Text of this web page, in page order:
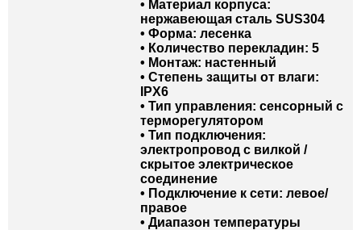
• Материал корпуса:
нержавеющая сталь SUS304
• Форма: лесенка
• Количество перекладин: 5
• Монтаж: настенный
• Степень защиты от влаги:
IPX6
• Тип управления: сенсорный с
терморегулятором
• Тип подключения:
электропровод с вилкой /
скрытое электрическое
соединение
• Подключение к сети: левое/
правое
• Диапазон температуры